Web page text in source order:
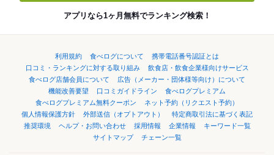
アプリなら1ヶ月無料でランキング検索！
利用規約 食べログについて
携帯電話番号認証とは
口コミ・ランキングに対する取り組み
飲食店・飲食企業様向けサービス
食べログ店舗会員について
広告（メーカー・団体様等向け）について
機能改善要望
口コミガイドライン
食べログプレミアム
食べログプレミアム無料クーポン
ネット予約（リクエスト予約）
個人情報保護方針
外部送信（オプトアウト）
特定商取引法に基づく表記
推奨環境
ヘルプ・お問い合わせ 採用情報 企業情報
キーワード一覧
サイトマップ
チェーン一覧